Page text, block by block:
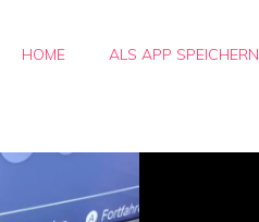
HOME ALS APP SPEICHERN